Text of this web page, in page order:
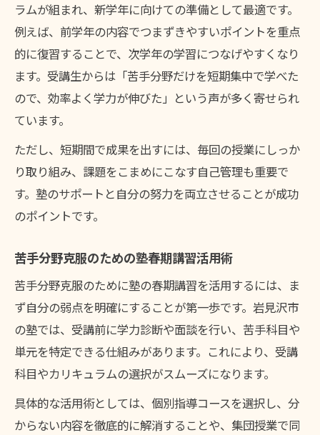
ラムが組まれ、新学年に向けての準備として最適です。
例えば、前学年の内容でつまずきやすいポイントを重点
的に復習することで、次学年の学習につなげやすくなり
ます。受講生からは「苦手分野だけを短期集中で学べた
ので、効率よく学力が伸びた」という声が多く寄せられ
ています。
ただし、短期間で成果を出すには、毎回の授業にしっか
り取り組み、課題をこまめにこなす自己管理も重要で
す。塾のサポートと自分の努力を両立させることが成功
のポイントです。
苦手分野克服のための塾春期講習活用術
苦手分野克服のために塾の春期講習を活用するには、ま
ず自分の弱点を明確にすることが第一歩です。岩見沢市
の塾では、受講前に学力診断や面談を行い、苦手科目や
単元を特定できる仕組みがあります。これにより、受講
科目やカリキュラムの選択がスムーズになります。
具体的な活用術としては、個別指導コースを選択し、分
からない内容を徹底的に解消することや、集団授業で同